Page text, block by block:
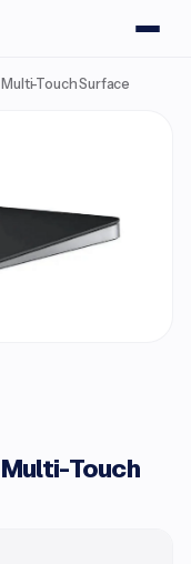
Touch Surface
Touch